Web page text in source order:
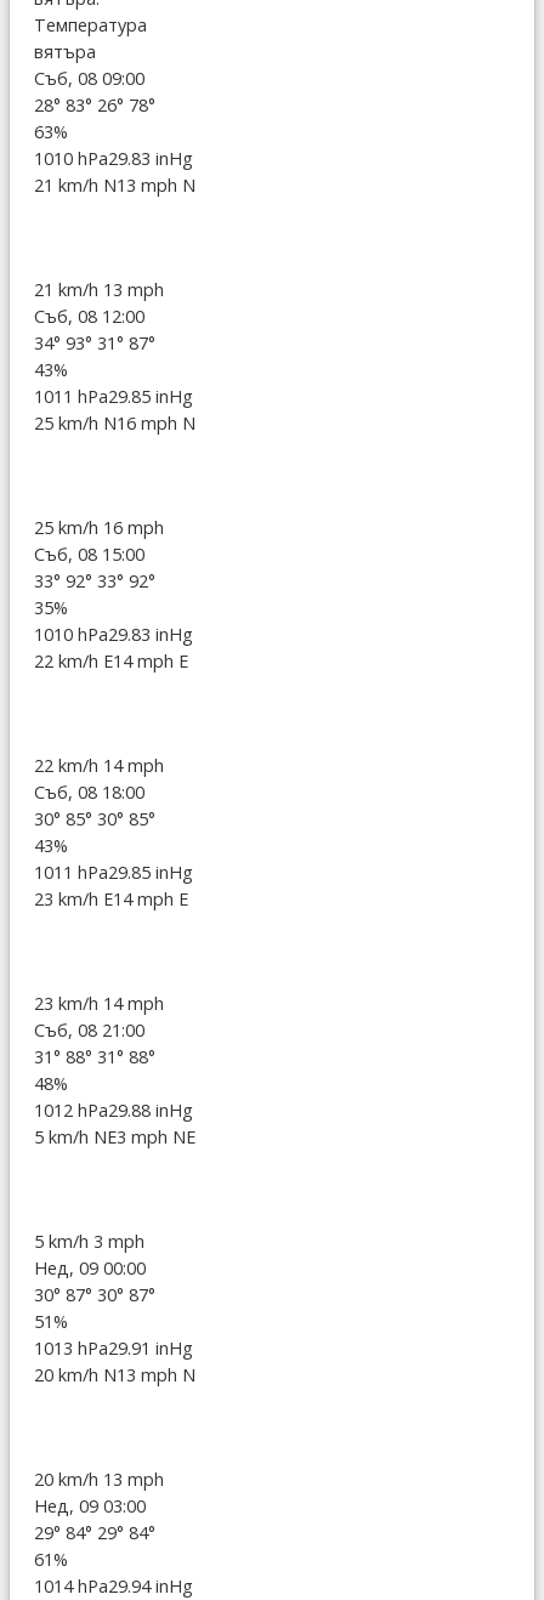
Температура
вятъра
Съб, 08 09:00
28° 83° 26° 78°
63%
1010 hPa29.83 inHg
21 km/h N13 mph N
21 km/h 13 mph
Съб, 08 12:00
34° 93° 31° 87°
43%
1011 hPa29.85 inHg
25 km/h N16 mph N
25 km/h 16 mph
Съб, 08 15:00
33° 92° 33° 92°
35%
1010 hPa29.83 inHg
22 km/h E14 mph E
22 km/h 14 mph
Съб, 08 18:00
30° 85° 30° 85°
43%
1011 hPa29.85 inHg
23 km/h E14 mph E
23 km/h 14 mph
Съб, 08 21:00
31° 88° 31° 88°
48%
1012 hPa29.88 inHg
5 km/h NE3 mph NE
5 km/h 3 mph
Нед, 09 00:00
30° 87° 30° 87°
51%
1013 hPa29.91 inHg
20 km/h N13 mph N
20 km/h 13 mph
Нед, 09 03:00
29° 84° 29° 84°
61%
1014 hPa29.94 inHg